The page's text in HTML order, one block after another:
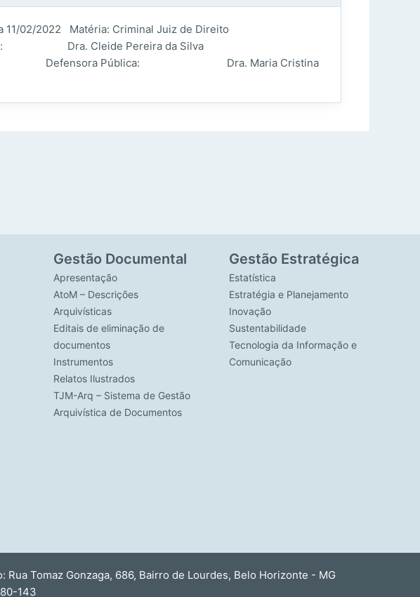
11/02/2022 Matéria: Criminal Juiz de Direito
Dra. Cleide Pereira da Silva
Pública: Dra. Maria Cristina
Gestão Documental
Apresentação
AtoM – Descrições
Arquivísticas
Editais de eliminação de
documentos
Instrumentos
Relatos Ilustrados
TJM-Arq – Sistema de Gestão
Arquivística de Documentos
Gestão Estratégica
Estatística
Estratégia e Planejamento
Inovação
Sustentabilidade
Tecnologia da Informação e
Comunicação
Rua Tomaz Gonzaga, 686, Bairro de Lourdes, Belo Horizonte - MG
143